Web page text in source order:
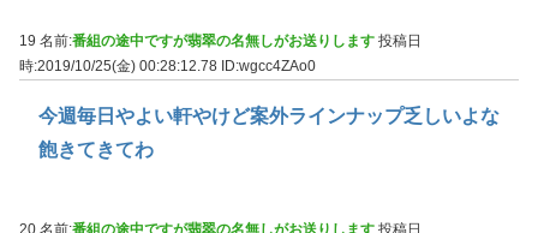
19 名前:番組の途中ですが翡翠の名無しがお送りします 投稿日
時:2019/10/25(金) 00:28:12.78 ID:wgcc4ZAo0
今週毎日やよい軒やけど案外ラインナップ乏しいよな
飽きてきてわ
20 名前:番組の途中ですが翡翠の名無しがお送りします 投稿日